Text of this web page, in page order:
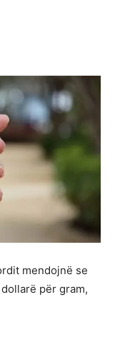
mendojnë se
për gram,